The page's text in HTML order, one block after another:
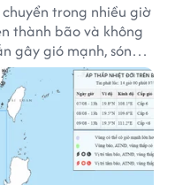
trong nhiều giờ
thành bão và không
gây gió mạnh, sóng